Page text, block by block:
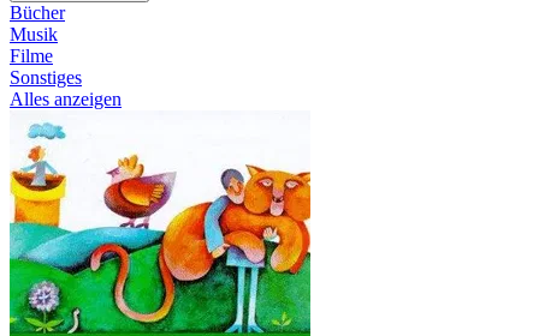
Bücher
Musik
Filme
Sonstiges
Alles anzeigen